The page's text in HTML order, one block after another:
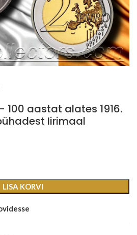
100 aastat alates 1916.
Iirimaal
LISA KORVI